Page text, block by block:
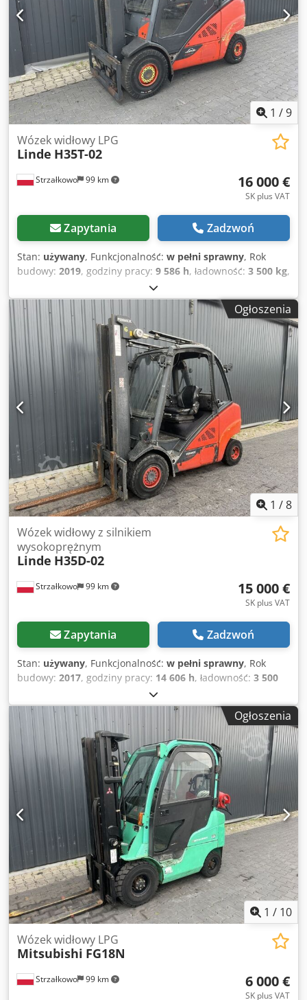
1 /9
Strzałkowo 99 km
Wózek widłowy LPG
Linde H35T-02
16 000 €
SK plus VAT
Zapytania Zadzwoń
Stan: używany, Funkcjonalność: w pełni sprawny, Rok
budowy: 2019, godziny pracy: 9 586 h, ładowność: 3 500 kg,
4 655 mm
podnoszenia:1 424 mm, rodzaj paliwa:gaz, typ masztu:
triplex , wysokość konstrukcyjna: 2 191 mm
, typ napędu:
Treibgas , Wózek widłowy zasilany gazem Klasa ISO: Klasa
ISO 3 = 2500 – 4999 kg Typ masztu: Trójsekcyjny Stan:
Gotowy do pracy i w pełni sprawny Csdpfx Aozri Sdsqqsrf
Stan techniczny: dobry Boczny przesuw, 3. zawór, 4. zawór,
pełna kabina.
Ogłoszenia
1 /8
Strzałkowo 99 km
Wózek widłowy z silnikiem
wysokoprężnym
Linde H35D-02
15 000 €
SK plus VAT
Zapytania Zadzwoń
Stan: używany, Funkcjonalność: w pełni sprawny, Rok
budowy: 2017, godziny pracy: 14 606 h, ładowność: 3 500
5 505 mm
podnoszenia:1 724 mm, rodzaj paliwa:diesel, typ masztu:
triplex
, wysokość konstrukcyjna: 2 491 mm
, typ napędu:
Diesel , Wózek widłowy z silnikiem Diesla Crsdszri R Hepfx
Aqqof Klasa ISO: Klasa ISO 3 = 2500 – 4999 kg Typ masztu:
Trójdrożny Stan: Gotowy do pracy i w pełni sprawny Stan
techniczny: dobry Opis: Częściowo zamknięta kabina
Przesuwnik boczny, 3. zawór, 4. zawór.
Ogłoszenia
1 / 10
Strzałkowo 99 km
Wózek widłowy LPG
Mitsubishi FG18N
6 000 €
SK plus VAT